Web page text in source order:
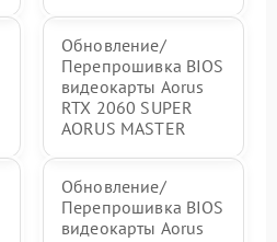
Обновление/
Перепрошивка BIOS
видеокарты Aorus
RTX 2060 SUPER
AORUS MASTER
Обновление/
Перепрошивка BIOS
видеокарты Aorus